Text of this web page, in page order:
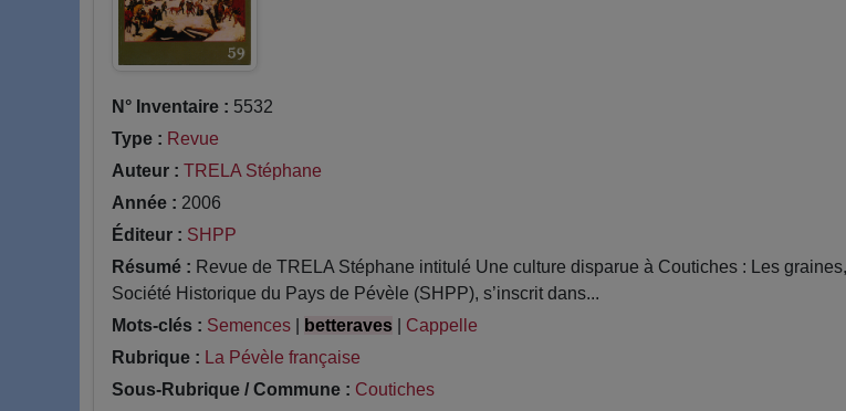
N° Inventaire : 5532
Type : Revue
Auteur : TRELA Stéphane
Année : 2006
Éditeur : SHPP
Résumé : Revue de TRELA Stéphane intitulé Une culture disparue à Coutiches : Les
Société Historique du Pays de Pévèle (SHPP), s’inscrit dans...
Mots-clés : Semences betteraves
Cappelle
Rubrique : La Pévèle française
Sous-Rubrique / Commune : Coutiches